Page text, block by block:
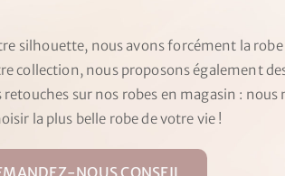
silhouette, nous avons forcément la robe
collection, nous proposons également
sur nos robes en magasin : nous
la plus belle robe de votre vie !
NOUS CONSEIL